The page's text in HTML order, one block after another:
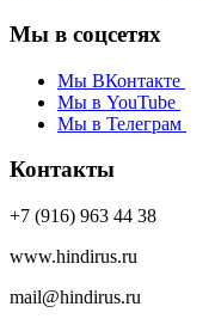
Мы в соцсетях
Мы ВКонтакте
Мы в YouTube
Мы в Телеграм
Контакты
+7 (916) 963 44 38
www.hindirus.ru
mail@hindirus.ru